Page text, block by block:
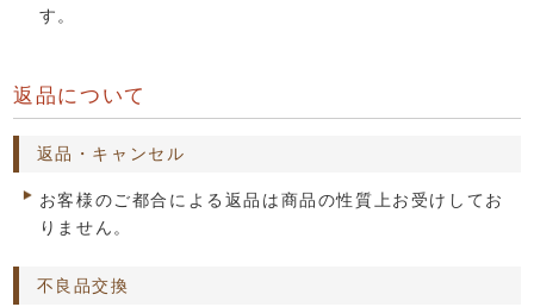
す。
返品について
返品・キャンセル
お客様のご都合による返品は商品の性質上お受けしてお
りません。
不良品交換